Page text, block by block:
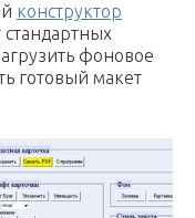
конструктор
стандартных
фоновое
готовый макет